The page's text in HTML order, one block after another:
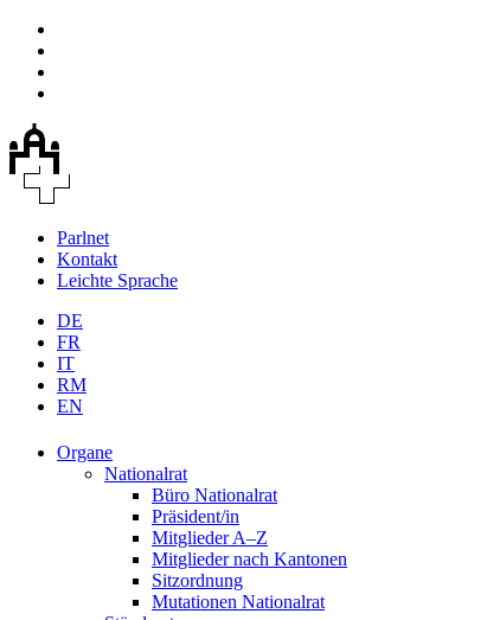
Parlnet
Kontakt
Leichte Sprache
DE
FR
IT
RM
EN
Organe
Nationalrat
Büro Nationalrat
Präsident/in
Mitglieder A–Z
Mitglieder nach Kantonen
Sitzordnung
Mutationen Nationalrat